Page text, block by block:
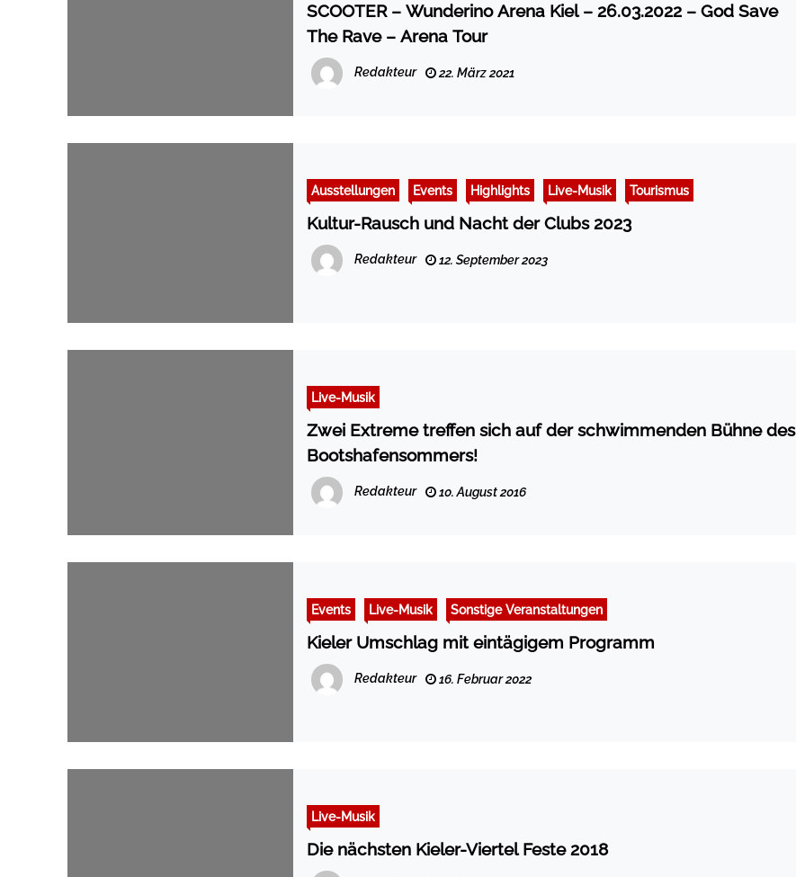
SCOOTER – Wunderino Arena Kiel – 26.03.2022 – God Save
The Rave – Arena Tour
Redakteur 22. März 2021
Ausstellungen Events Highlights Live-Musik Tourismus
Kultur-Rausch und Nacht der Clubs 2023
Redakteur 12. September 2023
Live-Musik
Zwei Extreme treffen sich auf der schwimmenden Bühne des
Bootshafensommers!
Redakteur 10. August 2016
Events Live-Musik Sonstige Veranstaltungen
Kieler Umschlag mit eintägigem Programm
Redakteur 16. Februar 2022
Live-Musik
Die nächsten Kieler-Viertel Feste 2018